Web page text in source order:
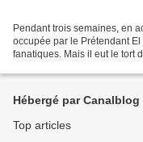
Pendant trois semaines, en
occupée par le Prétendant
fanatiques. Mais il eut le tort
Hébergé par Canalblog
Top articles